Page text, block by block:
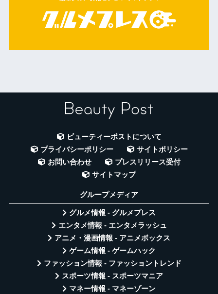
ビューティーポストについて
プライバシーポリシー
サイトポリシー
お問い合わせ
プレスリリース受付
サイトマップ
グループメディア
グルメ情報 - グルメプレス
エンタメ情報 - エンタメラッシュ
アニメ・漫画情報 - アニメボックス
ゲーム情報 - ゲームハック
ファッション情報 - ファッショントレンド
スポーツ情報 - スポーツマニア
マネー情報 - マネーゾーン